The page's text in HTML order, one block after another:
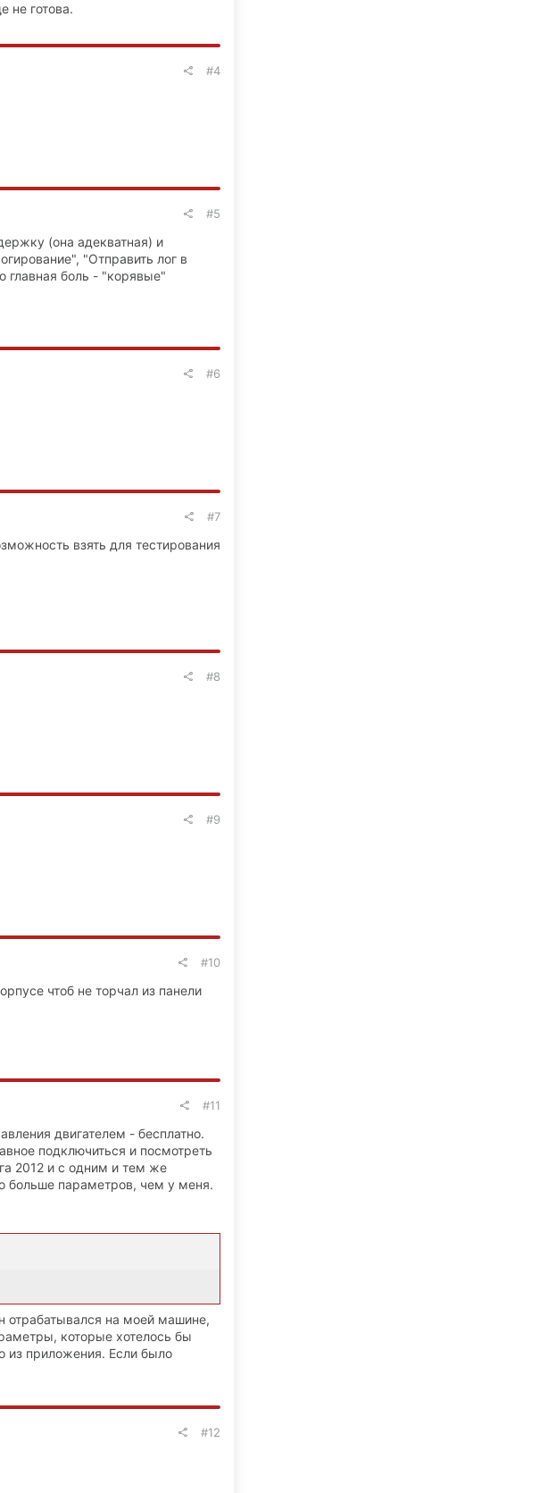
не готова.
#4
#5
(она адекватная) и
"Отправить лог в
главная боль - "корявые"
#6
#7
взять для тестирования
#8
#9
#10
чтоб не торчал из панели
#11
двигателем - бесплатно.
подключиться и посмотреть
2012 и с одним и тем же
больше параметров, чем у меня.
отрабатывался на моей машине,
которые хотелось бы
из приложения. Если было
#12